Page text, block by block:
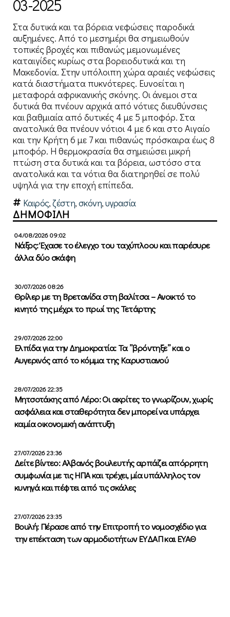
03-2025
Στα δυτικά και τα βόρεια νεφώσεις παροδικά
αυξημένες. Από το μεσημέρι θα σημειωθούν
τοπικές βροχές και πιθανώς μεμονωμένες
καταιγίδες κυρίως στα βορειοδυτικά και τη
Μακεδονία. Στην υπόλοιπη χώρα αραιές νεφώσεις
κατά διαστήματα πυκνότερες. Ευνοείται η
μεταφορά αφρικανικής σκόνης. Οι άνεμοι στα
δυτικά θα πνέουν αρχικά από νότιες διευθύνσεις
και βαθμιαία από δυτικές 4 με 5 μποφόρ. Στα
ανατολικά θα πνέουν νότιοι 4 με 6 και στο Αιγαίο
και την Κρήτη 6 με 7 και πιθανώς πρόσκαιρα έως 8
μποφόρ. Η θερμοκρασία θα σημειώσει μικρή
πτώση στα δυτικά και τα βόρεια, ωστόσο στα
ανατολικά και τα νότια θα διατηρηθεί σε πολύ
υψηλά για την εποχή επίπεδα.
Kαιρός,ζέστη,σκόνη,υγρασία
ΔΗΜΟΦΙΛΗ
04/08/2026 09:02
Νάξος: Έχασε το έλεγχο του ταχύπλοου και παρέσυρε
άλλα δύο σκάφη
30/07/2026 08:26
Θρίλερ με τη Βρετανίδα στη βαλίτσα – Ανοικτό το
κινητό της μέχρι το πρωί της Τετάρτης
29/07/2026 22:00
Ελπίδα για την Δημοκρατία: Τα ”βρόντηξε” και ο
Αυγερινός από το κόμμα της Καρυστιανού
28/07/2026 22:35
Μητσοτάκης από Λέρο: Οι ακρίτες το γνωρίζουν, χωρίς
ασφάλεια και σταθερότητα δεν μπορεί να υπάρχει
καμία οικονομική ανάπτυξη
27/07/2026 23:36
Δείτε βίντεο: Αλβανός βουλευτής αρπάζει απόρρητη
συμφωνία με τις ΗΠΑ και τρέχει, μία υπάλληλος τον
κυνηγά και πέφτει από τις σκάλες
27/07/2026 23:35
Βουλή: Πέρασε από την Επιτροπή το νομοσχέδιο για
την επέκταση των αρμοδιοτήτων ΕΥΔΑΠ και ΕΥΑΘ